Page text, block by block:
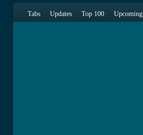
Tabs Updates Top 100 Upcoming